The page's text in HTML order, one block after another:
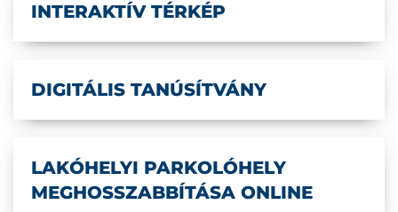
INTERAKTÍV TÉRKÉP
DIGITÁLIS TANÚSÍTVÁNY
LAKÓHELYI PARKOLÓHELY
MEGHOSSZABBÍTÁSA ONLINE